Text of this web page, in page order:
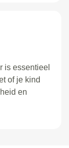
is essentieel
of je kind
en